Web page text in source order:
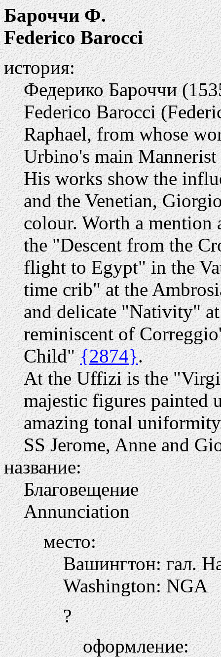
Бароччи Ф.
Federico Barocci
история:
Федерико Бароччи
Federico Barocci
Raphael, from whose
Urbino's main
His works show the
and the Venetian,
colour. Worth a mention
the "Descent from the
flight to Egypt" in the
time crib" at the
and delicate "Nativity"
reminiscent of
Child"{2874}.
At the Uffizi is the
majestic figures painted
amazing tonal
SS Jerome, Anne and
название:
Благовещение
Annunciation
место:
Вашингтон: гал.
Washington: NGA
?
оформление: